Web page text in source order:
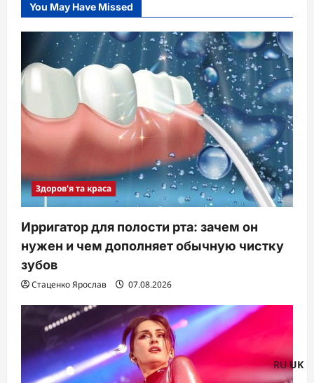
You May Have Missed
Здоров'я та краса
Ирригатор для полости рта: зачем он
нужен и чем дополняет обычную чистку
зубов
Стаценко Ярослав 07.08.2026
RU UK